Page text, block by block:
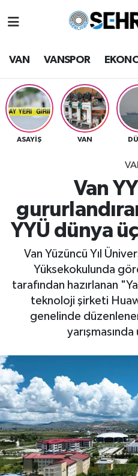
VAN VANSPOR
ASAYİŞ VAN
Van
YYÜ dünya
Van Yüzüncü Yıl
Yüksekokulunda
tarafından hazırlanan
teknoloji şirketi
genelinde
Van Hava Durumu
VAN Namaz Vakitleri
Van Trafik Yoğunluk
Süper Lig Puan
Tüm Manşetler
Son Dakika Haberleri
Haber Arşivi